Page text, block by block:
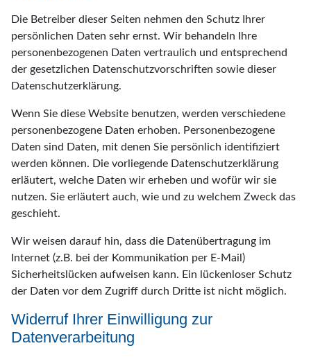
Die Betreiber dieser Seiten nehmen den Schutz Ihrer
persönlichen Daten sehr ernst. Wir behandeln Ihre
personenbezogenen Daten vertraulich und entsprechend
der gesetzlichen Datenschutzvorschriften sowie dieser
Datenschutzerklärung.
Wenn Sie diese Website benutzen, werden verschiedene
personenbezogene Daten erhoben. Personenbezogene
Daten sind Daten, mit denen Sie persönlich identifiziert
werden können. Die vorliegende Datenschutzerklärung
erläutert, welche Daten wir erheben und wofür wir sie
nutzen. Sie erläutert auch, wie und zu welchem Zweck das
geschieht.
Wir weisen darauf hin, dass die Datenübertragung im
Internet (z.B. bei der Kommunikation per E-Mail)
Sicherheitslücken aufweisen kann. Ein lückenloser Schutz
der Daten vor dem Zugriff durch Dritte ist nicht möglich.
Widerruf Ihrer Einwilligung zur
Datenverarbeitung